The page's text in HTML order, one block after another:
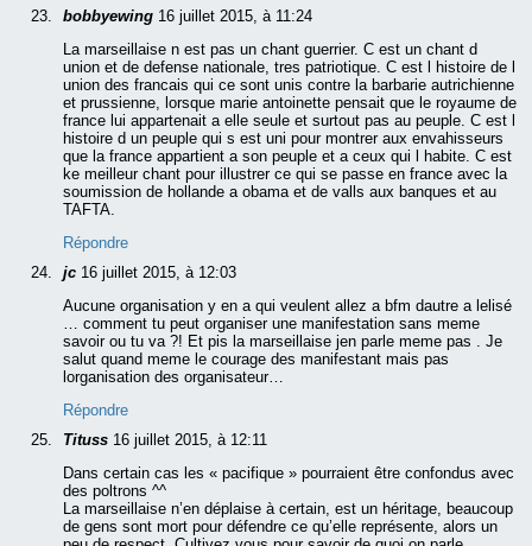
bobbyewing 16 juillet 2015, à 11:24
La marseillaise n est pas un chant guerrier. C est un chant d
union et de defense nationale, tres patriotique. C est l histoire de l
union des francais qui ce sont unis contre la barbarie autrichienne
et prussienne, lorsque marie antoinette pensait que le royaume de
france lui appartenait a elle seule et surtout pas au peuple. C est l
histoire d un peuple qui s est uni pour montrer aux envahisseurs
que la france appartient a son peuple et a ceux qui l habite. C est
ke meilleur chant pour illustrer ce qui se passe en france avec la
soumission de hollande a obama et de valls aux banques et au
TAFTA.
Répondre
jc 16 juillet 2015, à 12:03
Aucune organisation y en a qui veulent allez a bfm dautre a lelisé
… comment tu peut organiser une manifestation sans meme
savoir ou tu va ?! Et pis la marseillaise jen parle meme pas . Je
salut quand meme le courage des manifestant mais pas
lorganisation des organisateur…
Répondre
Tituss 16 juillet 2015, à 12:11
Dans certain cas les « pacifique » pourraient être confondus avec
des poltrons ^^
La marseillaise n’en déplaise à certain, est un héritage, beaucoup
de gens sont mort pour défendre ce qu’elle représente, alors un